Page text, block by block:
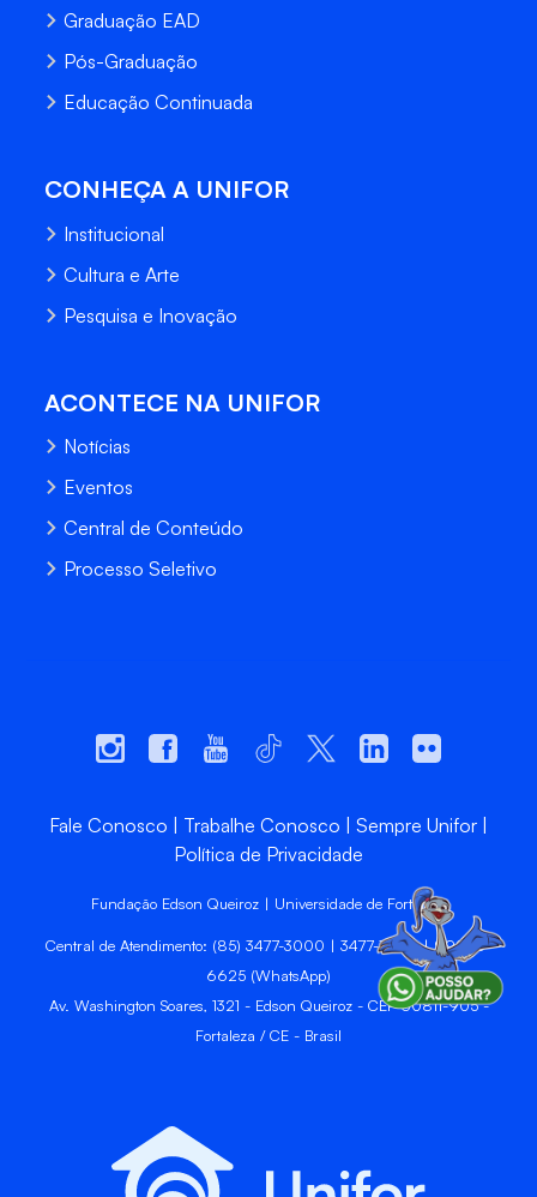
Graduação EAD
Pós-Graduação
Educação Continuada
CONHEÇA A UNIFOR
Institucional
Cultura e Arte
Pesquisa e Inovação
ACONTECE NA UNIFOR
Notícias
Eventos
Central de Conteúdo
Processo Seletivo
Fale Conosco Trabalhe Conosco
Sempre Unifor
Política de Privacidade
Fundação Edson Queiroz | Universidade de Fortaleza
Central de Atendimento: (85) 3477-3000 | 3477-3400 | 99246-
6625 (WhatsApp)
Av. Washington Soares, 1321 - Edson Queiroz - CEP 60811-905 -
Fortaleza / CE - Brasil